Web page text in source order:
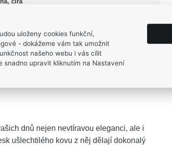
dnů nejen nevtíravou eleganci, ale i
ušlechtilého kovu z něj dělají dokonalý
uloženy cookies funkční,
- dokážeme vám tak umožnit
našeho webu i vás cílit
snadno upravit kliknutím na Nastavení